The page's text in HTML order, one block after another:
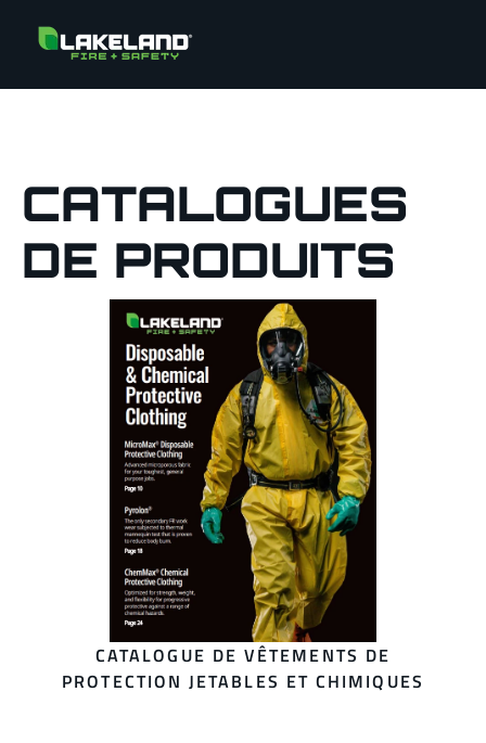
CATALOGUES
DE PRODUITS
CATALOGUE DE VÊTEMENTS DE
PROTECTION JETABLES ET CHIMIQUES